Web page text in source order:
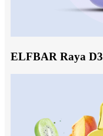
ELFBAR Raya D3